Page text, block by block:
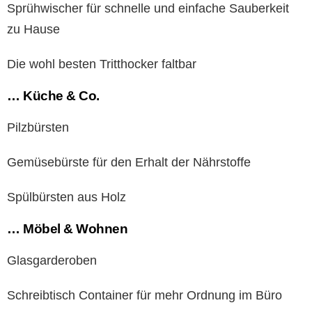
Sprühwischer für schnelle und einfache Sauberkeit
zu Hause
Die wohl besten Tritthocker faltbar
… Küche & Co.
Pilzbürsten
Gemüsebürste für den Erhalt der Nährstoffe
Spülbürsten aus Holz
… Möbel & Wohnen
Glasgarderoben
Schreibtisch Container für mehr Ordnung im Büro